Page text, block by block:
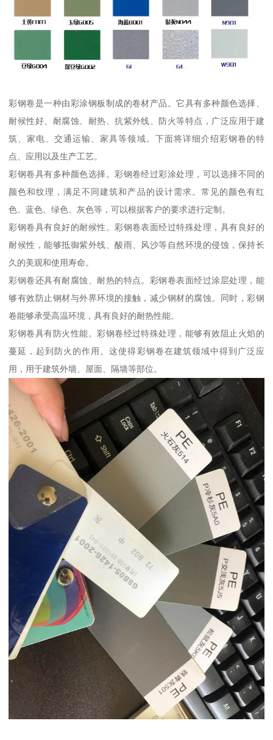
彩钢卷是一种由彩涂钢板制成的卷材产品。它具有多种颜色选择、
耐候性好、耐腐蚀、耐热、抗紫外线、防火等特点，广泛应用于建
筑、家电、交通运输、家具等领域。下面将详细介绍彩钢卷的特
点、应用以及生产工艺。
彩钢卷具有多种颜色选择。彩钢卷经过彩涂处理，可以选择不同的
颜色和纹理，满足不同建筑和产品的设计需求。常见的颜色有红
色、蓝色、绿色、灰色等，可以根据客户的要求进行定制。
彩钢卷具有良好的耐候性。彩钢卷表面经过特殊处理，具有良好的
耐候性，能够抵御紫外线、酸雨、风沙等自然环境的侵蚀，保持长
久的美观和使用寿命。
彩钢卷还具有耐腐蚀、耐热的特点。彩钢卷表面经过涂层处理，能
够有效防止钢材与外界环境的接触，减少钢材的腐蚀。同时，彩钢
卷能够承受高温环境，具有良好的耐热性能。
彩钢卷具有防火性能。彩钢卷经过特殊处理，能够有效阻止火焰的
蔓延，起到防火的作用。这使得彩钢卷在建筑领域中得到广泛应
用，用于建筑外墙、屋面、隔墙等部位。